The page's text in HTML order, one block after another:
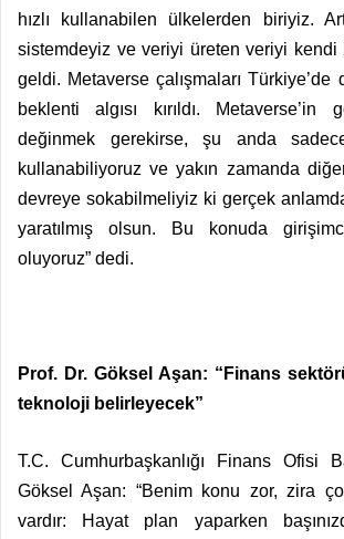
hızlı kullanabilen ülkelerden biriyiz.
sistemdeyiz ve veriyi üreten veriyi kendi
geldi. Metaverse çalışmaları
beklenti algısı kırıldı. Metaverse’in
değinmek gerekirse, şu anda
kullanabiliyoruz ve yakın zamanda diğer
devreye sokabilmeliyiz ki gerçek
yaratılmış olsun. Bu konuda
oluyoruz” dedi.
Prof. Dr. Göksel Aşan: “Finans
teknoloji belirleyecek”
T.C. Cumhurbaşkanlığı Finans Ofisi
Göksel Aşan: “Benim konu zor, zira
vardır: Hayat plan yaparken